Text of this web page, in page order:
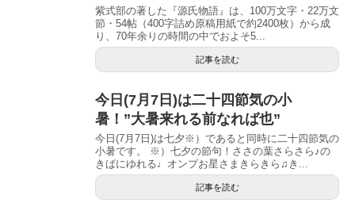
紫式部の著した『源氏物語』は、100万文字・22万文
節・54帖（400字詰め原稿用紙で約2400枚）から成
り、70年余りの時間の中でおよそ5...
記事を読む
今日(7月7日)は二十四節気の小
暑！”大暑来れる前なれば也”
今日(7月7日)は七夕※）であると同時に二十四節気の
小暑です。 ※）七夕の節句！ささの葉さらさら♪の
きばにゆれる♩オンプお星さまきらきら♫き...
記事を読む